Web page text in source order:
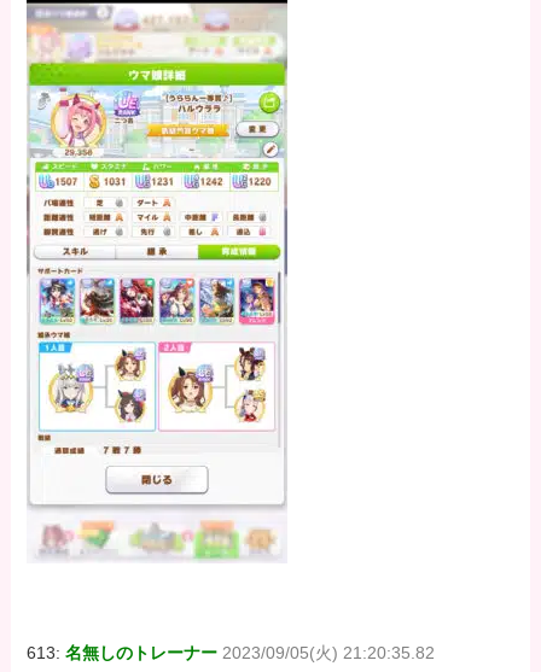
613:名無しのトレーナー 2023/09/05(火) 21:20:35.82